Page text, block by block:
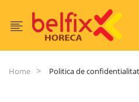
Home Politica de